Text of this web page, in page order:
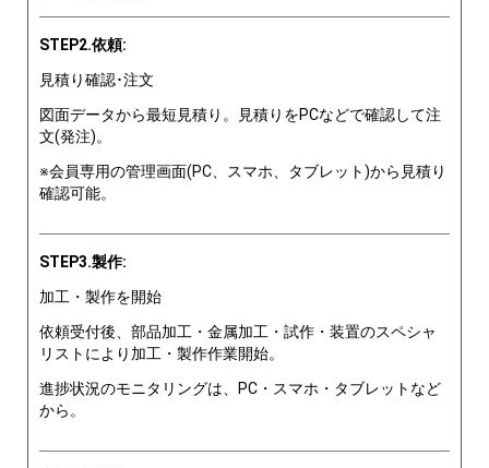
STEP2.依頼:
見積り確認･注文
図面データから最短見積り。見積りをPCなどで確認して注
文(発注)。
※会員専用の管理画面(PC、スマホ、タブレット)から見積り
確認可能。
STEP3.製作:
加工・製作を開始
依頼受付後、部品加工・金属加工・試作・装置のスペシャ
リストにより加工・製作作業開始。
進捗状況のモニタリングは、PC・スマホ・タブレットなど
から。